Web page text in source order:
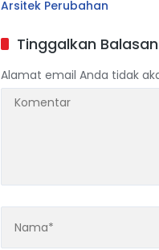
Arsitek Perubahan
Tinggalkan Balasan
Alamat email Anda tidak